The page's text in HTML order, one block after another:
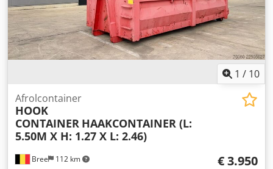
1 / 10
Bree 112 km
Afrolcontainer
HOOK
CONTAINER HAAKCONTAINER (L:
5.50M X H: 1.27 X L: 2.46)
€ 3.950